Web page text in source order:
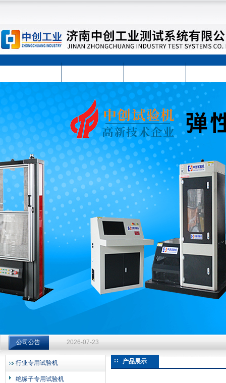
济南中创工业测试系统有限公司
公司公告 2026-07-23
钻杆扭转试验台选型指南：从额定扭矩到加载频率的工况适配
2026-07-23
行业专用试验机
绝缘子专用试验机
产品展示